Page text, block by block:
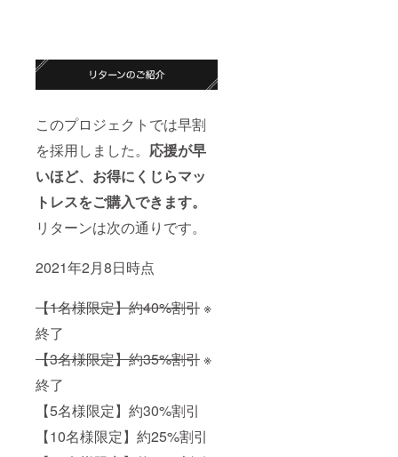
このプロジェクトでは早割
を採用しました。 応援が早
いほど、お得にくじらマッ
トレスをご購入できます。
リターンは次の通りです。
2021年2月8日時点
【1名様限定】約40%割引※
終了
【3名様限定】約35%割引※
終了
【5名様限定】約30%割引
【10名様限定】約25%割引